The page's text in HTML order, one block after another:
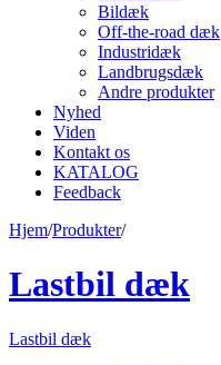
Bildæk
Off-the-road dæk
Industridæk
Landbrugsdæk
Andre produkter
Nyhed
Viden
Kontakt os
KATALOG
Feedback
Hjem/Produkter/
Lastbil dæk
Lastbil dæk